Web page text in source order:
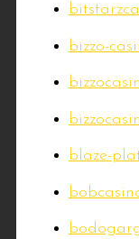
bizzo-
blaze-